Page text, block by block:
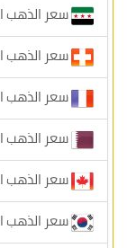
سعر الذهب
سعر الذهب
سعر الذهب
سعر الذهب
سعر الذهب
سعر الذهب